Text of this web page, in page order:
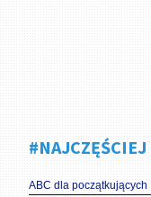
#NAJCZĘŚCIEJ
ABC dla początkujących